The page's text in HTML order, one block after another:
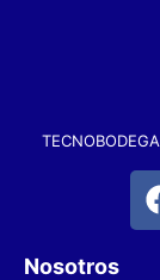
Nosotros